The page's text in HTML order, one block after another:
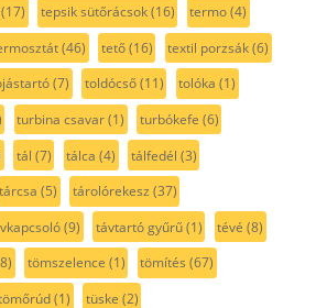
(17) tepsik sütőrácsok(16) termo(4)
(46) tető(16) textil porzsák(6)
(7) toldócső(11) tolóka (1)
turbina csavar(1) turbókefe (6)
tál (7) tálca (4) tálfedél (3)
tárcsa (5) tárolórekesz (37)
(9) távtartó gyűrű(1) tévé (8)
tömszelence (1) tömítés (67)
(1) tüske (2)